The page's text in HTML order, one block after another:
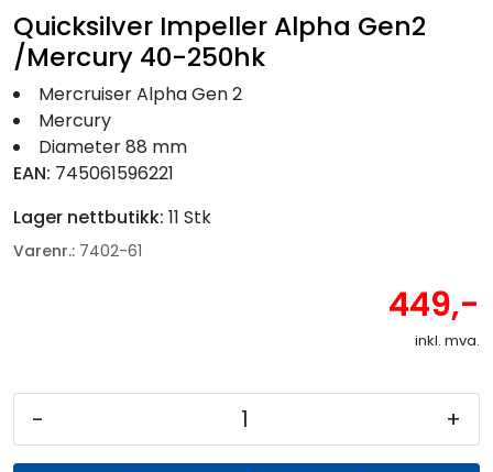
Quicksilver Impeller Alpha Gen2
/Mercury 40-250hk
Mercruiser Alpha Gen 2
Mercury
Diameter 88 mm
EAN: 745061596221
Lager nettbutikk: 11 Stk
Varenr.: 7402-61
449,-
inkl. mva.
- +